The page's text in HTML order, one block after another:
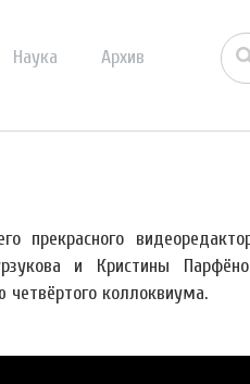
Наука Архив
прекрасного
и Кристины
четвёртого коллоквиума.